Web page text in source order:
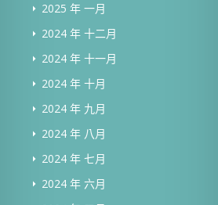
2025 年 一月
2024 年 十二月
2024 年 十一月
2024 年 十月
2024 年 九月
2024 年 八月
2024 年 七月
2024 年 六月